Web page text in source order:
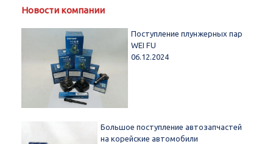
Новости компании
Поступление плунжерных пар
WEI FU
06.12.2024
Большое поступление автозапчастей
на корейские автомобили